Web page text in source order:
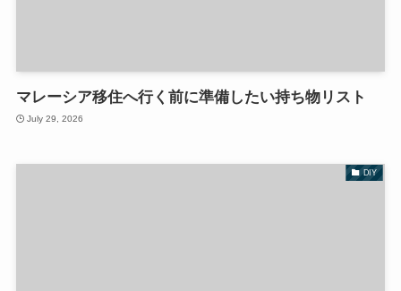
マレーシア移住へ行く前に準備したい持ち物リスト
July 29, 2026
DIY